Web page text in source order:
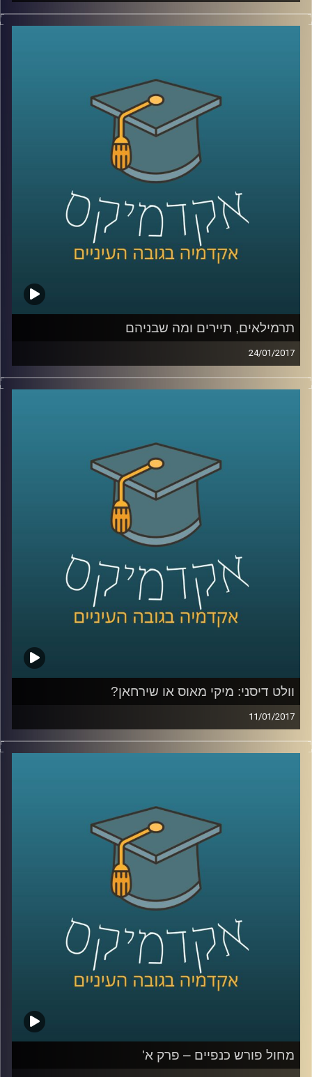
שתי תיאוריות עיקריות התנגשו זו בזו ותיארו, כל
הציוויליזציות", יש יכנו אותן התיאוריה
האופטימית וזו הפסימית, מגיעות לעבר הכרעה.
דוקטור עופר ישראלי נכנס לקרביים של יחסי
ערב-מערב, מימי ממשל בוש הבן עד אובמה,
כולל השאלות המסעירות בעקבות בחירת העם
האמריקאי בנשיא טראמפ.
קרדיט תמונות:AudioVersity
תרמילאים, תיירים ומה שבניהם
24/01/2017
תופעת התרמילאות משתנה עם השנים. כנראה
אנושות. התרמילאות המשיכה כאידיאולוגיה
ואורח חיים, ומאז מאפייניה הטשטשו, ועם
השנים היא מתקרבת באופיה לתיירות
המדושנת, אותה תיירות שהתרמילאות סלדה
ממנה והתריסה כנגדה. דוקטור גלעד גילי חסקין
נוחת באולפן ההרצלייני, בדרכו ממדינה אקזוטית
אחת לאחרת, ומספר על מאפייני התיירים
לעומת התרמילאים, בתיבול חוויותיו האישיות
מארבעים שנים של הדרכת טיולים ברחבי
וולט דיסני: מיקי מאוס או שירחאן?
11/01/2017
המפגש בין דורון פישלר לגיל מרקוביץ נסוב
אדם, שאישיותו השפיעה על התכנים, הצבעים,
הצלילים, האיכות, המוצרים הנלווים לסרטים
ובעצם – הכל. לצד העתיד הורוד והאופטימי
שחזה ודאג שיצויר, יש אומרים שוולט דיסני היה
אדם בלתי נסבל: נרקסיסט, שובניסט ואנטישמי.
על הסרטים הכיפים והסרטים שמאחורי
AudioVersity
מחול פורש כנפיים – פרק א'